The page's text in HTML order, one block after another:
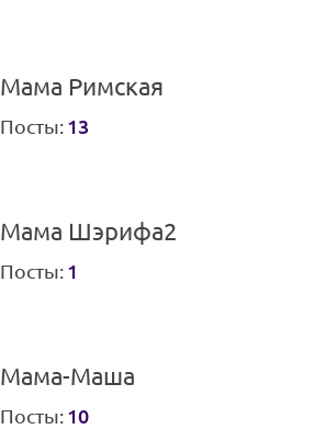
Мама Римская
Посты: 13
Мама Шэрифа2
Посты: 1
Мама-Маша
Посты: 10